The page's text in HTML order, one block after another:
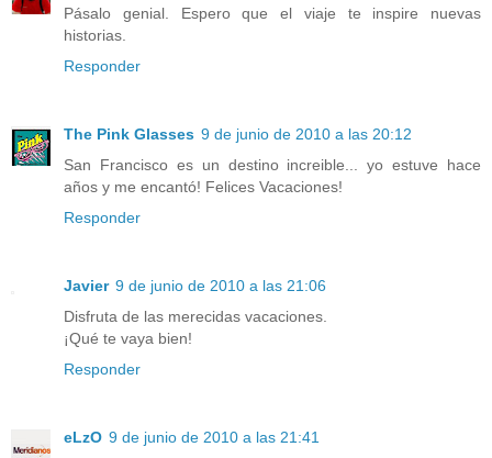
Pásalo genial. Espero que el viaje te inspire nuevas
historias.
Responder
The Pink Glasses 9 de junio de 2010 a las 20:12
San Francisco es un destino increible... yo estuve hace
años y me encantó! Felices Vacaciones!
Responder
Javier 9 de junio de 2010 a las 21:06
Disfruta de las merecidas vacaciones.
¡Qué te vaya bien!
Responder
eLzO 9 de junio de 2010 a las 21:41